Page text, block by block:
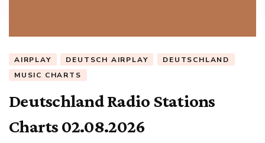
AIRPLAY DEUTSCH AIRPLAY
DEUTSCHLAND
MUSIC CHARTS
Deutschland Radio Stations
Charts 02.08.2026